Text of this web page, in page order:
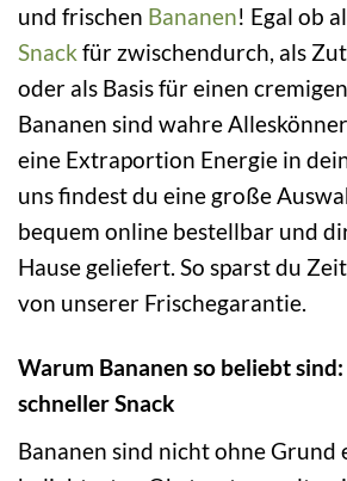
und frischen Bananen! Egal ob
Snack für zwischendurch, als
oder als Basis für einen
Bananen sind wahre
eine Extraportion Energie in
uns findest du eine große
bequem online bestellbar und
Hause geliefert. So sparst du
von unserer Frischegarantie.
Warum Bananen so beliebt
schneller Snack
Bananen sind nicht ohne Grund